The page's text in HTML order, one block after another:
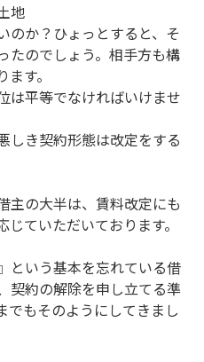
地
のか？ひょっとすると、そ
たのでしょう。相手方も構
す。
は平等でなければいけませ
しき契約形態は改定をする
主の大半は、賃料改定にも
ていただいております。
という基本を忘れている借
契約の解除を申し立てる準
でもそのようにしてきまし